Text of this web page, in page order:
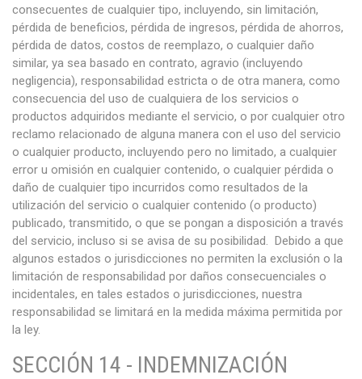
consecuentes de cualquier tipo, incluyendo, sin limitación,
pérdida de beneficios, pérdida de ingresos, pérdida de ahorros,
pérdida de datos, costos de reemplazo, o cualquier daño
similar, ya sea basado en contrato, agravio (incluyendo
negligencia), responsabilidad estricta o de otra manera, como
consecuencia del uso de cualquiera de los servicios o
productos adquiridos mediante el servicio, o por cualquier otro
reclamo relacionado de alguna manera con el uso del servicio
o cualquier producto, incluyendo pero no limitado, a cualquier
error u omisión en cualquier contenido, o cualquier pérdida o
daño de cualquier tipo incurridos como resultados de la
utilización del servicio o cualquier contenido (o producto)
publicado, transmitido, o que se pongan a disposición a través
del servicio, incluso si se avisa de su posibilidad. Debido a que
algunos estados o jurisdicciones no permiten la exclusión o la
limitación de responsabilidad por daños consecuenciales o
incidentales, en tales estados o jurisdicciones, nuestra
responsabilidad se limitará en la medida máxima permitida por
la ley.
SECCIÓN 14 - INDEMNIZACIÓN